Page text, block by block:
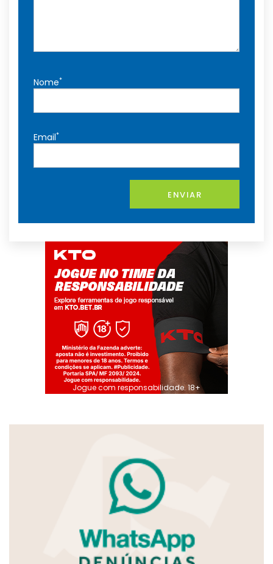
Nome*
Email*
ENVIAR
Jogue com responsabilidade. 18+